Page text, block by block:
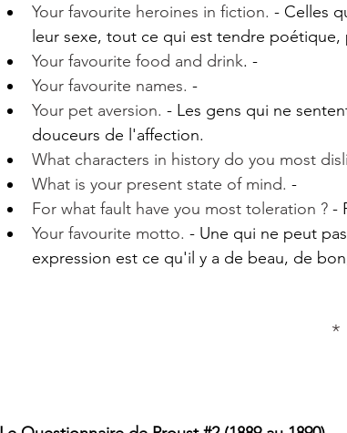
Your favourite heroines in fiction. - Celles
leur sexe, tout ce qui est tendre poétique,
Your favourite food and drink. -
Your favourite names. -
Your pet aversion. - Les gens qui ne
douceurs de l'affection.
What characters in history do you most
What is your present state of mind. -
For what fault have you most toleration ? -
Your favourite motto. - Une qui ne peut
expression est ce qu'il y a de beau, de
*